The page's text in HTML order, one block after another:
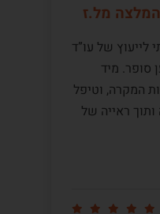
המלצה מל.ז
של עו”ד
סופר. מיד
המקרה, וטיפל
ראייה של